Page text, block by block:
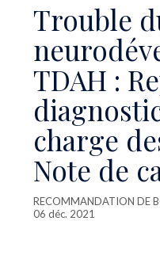
Trouble
TDAH :
charge
Note de
RECOMMANDATION DE
06 déc. 2021